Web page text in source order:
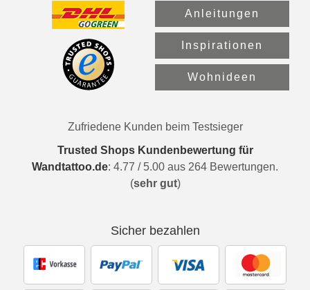
Anleitungen
Inspirationen
Wohnideen
Zufriedene Kunden beim Testsieger
Trusted Shops Kundenbewertung für
Wandtattoo.de: 4.77 / 5.00 aus 264 Bewertungen.
(sehr gut)
Sicher bezahlen